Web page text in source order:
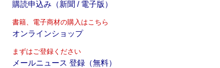
購読申込み（新聞 / 電子版）
書籍、電子商材の購入はこちら
オンラインショップ
まずはご登録ください
メールニュース 登録（無料）